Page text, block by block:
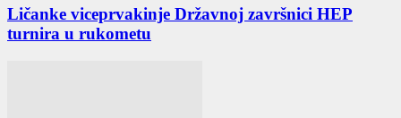
Ličanke viceprvakinje Državnoj završnici HEP
turnira u rukometu